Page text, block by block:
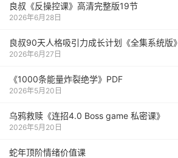
良叔《反操控课》高清完整版19节
2026年6月28日
良叔90天人格吸引力成长计划《全集系统版》
2026年6月27日
《1000‮能条‬‎量‮裂炸‬‎绝学》PDF
2026年5月20日
乌鸦救赎《连招4.0 Boss game 私密课》
2026年5月20日
蛇年顶阶情绪价值课